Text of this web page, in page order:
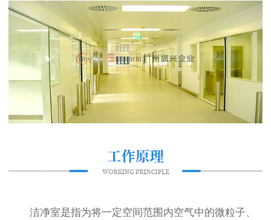
洁净室是指为将一定空间范围内空气中的微粒子、